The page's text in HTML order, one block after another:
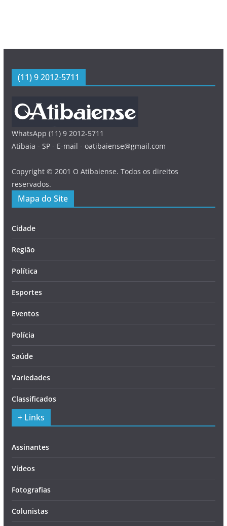
(11) 9 2012-5711
WhatsApp (11) 9 2012-5711
Atibaia - SP - E-mail - oatibaiense@gmail.com
Copyright © 2001 O Atibaiense. Todos os direitos
reservados.
Mapa do Site
Cidade
Região
Política
Esportes
Eventos
Polícia
Saúde
Variedades
Classificados
+ Links
Assinantes
Vídeos
Fotografias
Colunistas